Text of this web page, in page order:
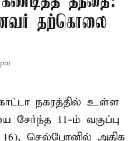
தற்கொலை
நகரத்தில் உள்ள
சேர்ந்த 11-ம் வகுப்பு
செல்போனில் அதிக